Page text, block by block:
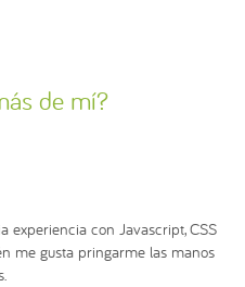
de mí?
experiencia con Javascript, CSS
me gusta pringarme las manos